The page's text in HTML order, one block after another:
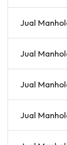
Jual
Jual
Jual
Jual